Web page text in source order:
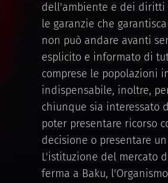
dell'ambiente e dei diritti
le garanzie che
non può andare avanti
esplicito e informato di
comprese le popolazioni
indispensabile, inoltre,
chiunque sia interessato
poter presentare ricorso
decisione o presentare
L'istituzione del mercato
ferma a Baku,